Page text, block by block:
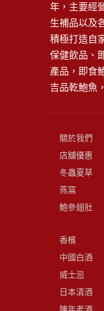
年，主要經
生補品以及
積極打造自
保健飲品、
產品，即食
吉品乾鮑魚
關於我們
店舖優惠
冬蟲夏草
燕窩
鮑參翅肚
香檳
中國白酒
威士忌
日本清酒
陳年老酒